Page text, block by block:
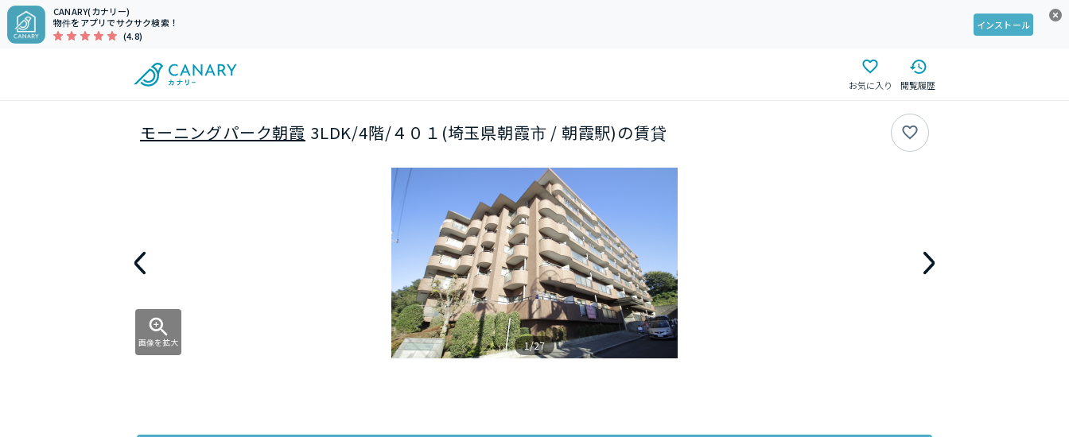
CANARY(カナリー)
物件をアプリでサクサク検索！
(4.8)
インストール
お気に入り 閲覧履歴
モーニングパーク朝霞 3LDK/4階/４０１(埼玉県朝霞市 / 朝霞駅)の賃貸
画像を拡大 1/27